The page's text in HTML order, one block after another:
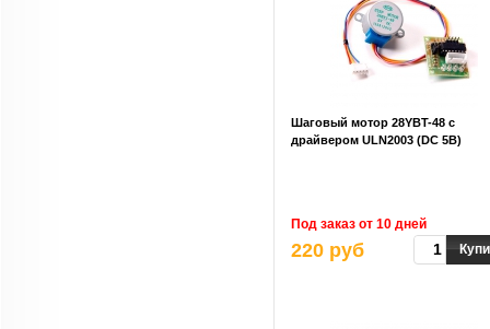
Шаговый мотор 28YBT-48 с
драйвером ULN2003 (DC 5В)
Под заказ от 10 дней
220 руб